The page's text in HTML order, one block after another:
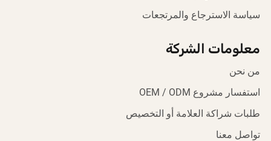
سياسة الاسترجاع والمرتجعات
معلومات الشركة
من نحن
استفسار مشروع OEM / ODM
طلبات شراكة العلامة أو التخصيص
تواصل معنا